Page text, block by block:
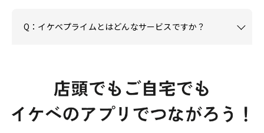
Q：イケベプライムとはどんなサービスですか？